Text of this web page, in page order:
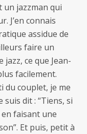
un jazzman qui
J’en connais
assidue de
faire un
ce que Jean-
facilement.
du couplet, je me
suis dit : “Tiens, si
en faisant une
Et puis, petit à